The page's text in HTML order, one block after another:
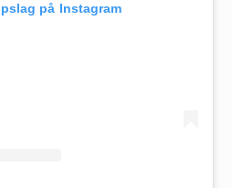
på Instagram